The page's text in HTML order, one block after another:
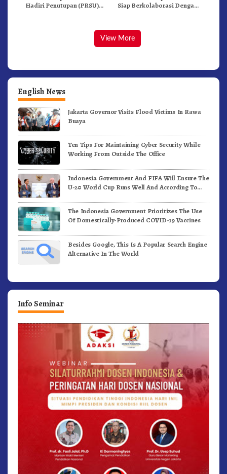
Hadiri Penutupan (PRSU)
Siap Berkolaborasi Dengan
View More
English News
Jakarta Governor Visits Flood Victims In Rawa
Buaya
Ten Tips For Maintaining Cyber Security While
Working From Outside The Office
Indonesia Government And FIFA Will Ensure The
U-20 World Cup Runs Well And According To
The Indonesia Government Prioritizes The Use
Of Domestically-Produced COVID-19 Vaccines
Besides Google, This Is A Popular Search Engine
Alternative In The World
Info Seminar